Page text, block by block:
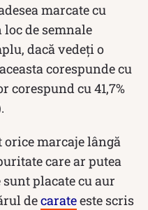
marcate cu
de semnale
dacă vedeți o
corespunde cu
corespund cu 41,7%
marcaje lângă
care ar putea
placate cu aur
decarateeste scris